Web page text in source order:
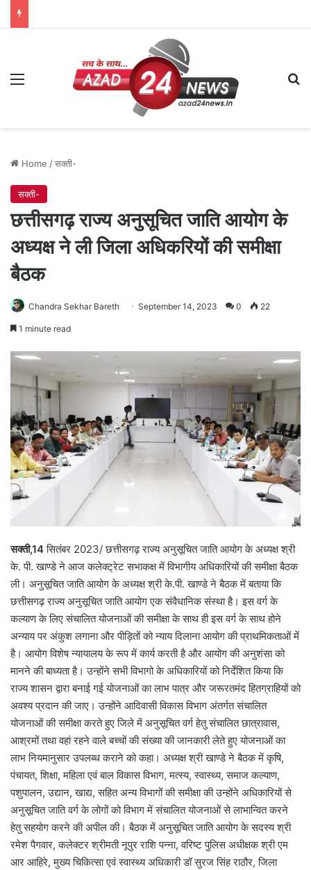
Menu
Home /सक्ती-
सक्ती-
छत्तीसगढ़ राज्य अनुसूचित जाति आयोग के
अध्यक्ष ने ली जिला अधिकरियों की समीक्षा
बैठक
Chandra Sekhar Bareth September 14, 2023 0 22
1 minute read
सक्ती,14सितंबर 2023/ छत्तीसगढ़ राज्य अनुसूचित जाति आयोग के अध्यक्ष श्री
के. पी. खाण्डे ने आज कलेक्ट्रेट सभाकक्ष में विभागीय अधिकारियों की समीक्षा बैठक
ली। अनुसूचित जाति आयोग के अध्यक्ष श्री के.पी. खाण्डे ने बैठक में बताया कि
छत्तीसगढ़ राज्य अनुसूचित जाति आयोग एक संवैधानिक संस्था है। इस वर्ग के
कल्याण के लिए संचालित योजनाओं की समीक्षा के साथ ही इस वर्ग के साथ होने
अन्याय पर अंकुश लगाना और पीड़ितों को न्याय दिलाना आयोग की प्राथमिकताओं में
है। आयोग विशेष न्यायालय के रूप में कार्य करती है और आयोग की अनुशंसा को
मानने की बाध्यता है। उन्होंने सभी विभागो के अधिकारियों को निर्देशित किया कि
राज्य शासन द्वारा बनाई गई योजनाओं का लाभ पात्र और जरूरतमंद हितग्राहियों को
अवश्य प्रदान की जाए। उन्होंने आदिवासी विकास विभाग अंतर्गत संचालित
योजनाओं की समीक्षा करते हुए जिले में अनुसूचित वर्ग हेतु संचालित छात्रावास,
आश्रमों तथा वहां रहने वाले बच्चों की संख्या की जानकारी लेते हुए योजनाओं का
लाभ नियमानुसार उपलब्ध कराने को कहा। अध्यक्ष श्री खाण्डे ने बैठक में कृषि,
पंचायत, शिक्षा, महिला एवं बाल विकास विभाग, मत्स्य, स्वास्थ्य, समाज कल्याण,
पशुपालन, उद्यान, खाद्य, सहित अन्य विभागों की समीक्षा की उन्होंने अधिकारियों से
अनुसूचित जाति वर्ग के लोगों को विभाग में संचालित योजनाओं से लाभान्वित करने
हेतु सहयोग करने की अपील की। बैठक में अनुसूचित जाति आयोग के सदस्य श्री
रमेश पैगवार, कलेक्टर श्रीमती नूपुर राशि पन्ना, वरिष्ट पुलिस अधीक्षक श्री एम
आर आहिरे, मुख्य चिकित्सा एवं स्वास्थ्य अधिकारी डॉ सुरज सिंह राठौर, जिला